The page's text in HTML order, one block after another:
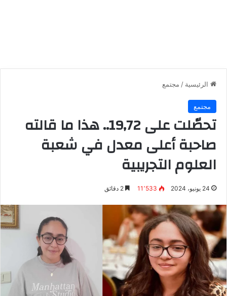
الرئيسية / مجتمع
مجتمع
تحصّلت على 19,72.. هذا ما قالته
صاحبة أعلى معدل في شعبة
العلوم التجريبية
24 يونيو، 2024 11٬533